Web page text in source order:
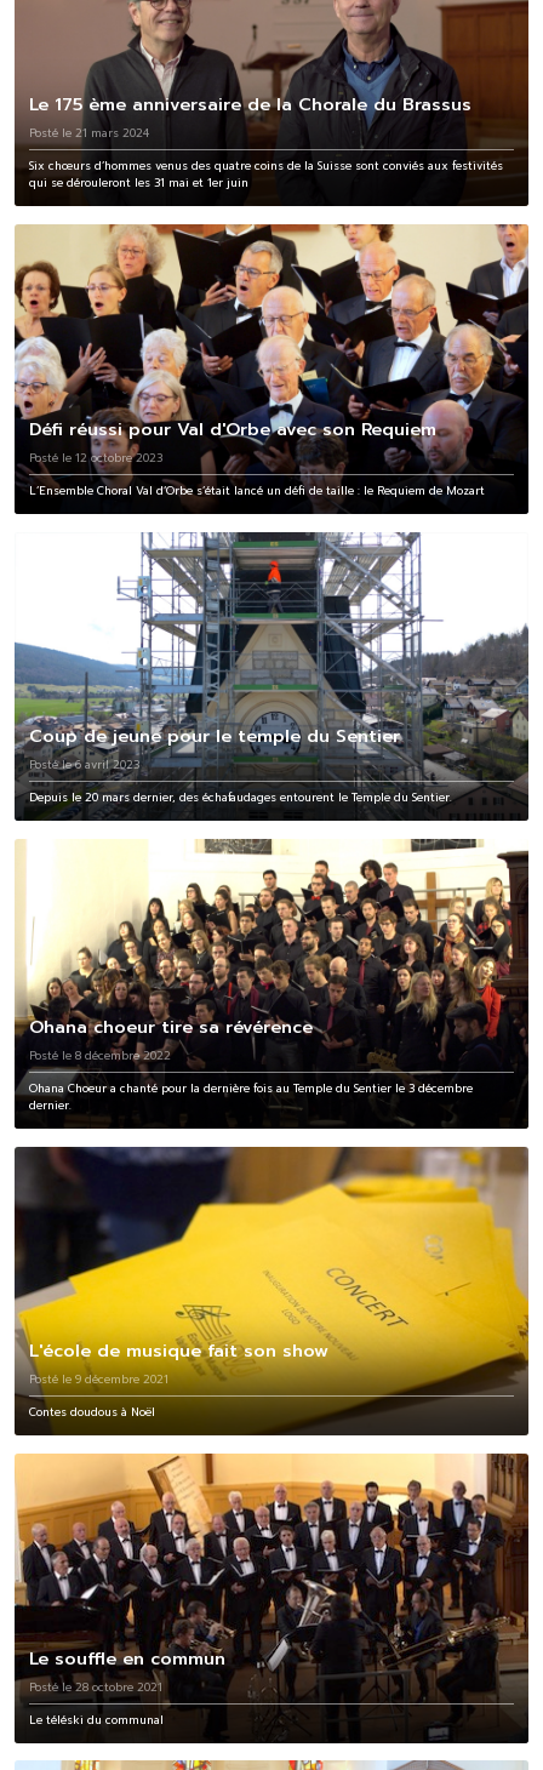
Le 175 ème anniversaire de la Chorale du Brassus
Posté le 21 mars 2024
Six chœurs d’hommes venus des quatre coins de la Suisse sont conviés aux festivités
qui se dérouleront les 31 mai et 1er juin
Défi réussi pour Val d'Orbe avec son Requiem
Posté le 12 octobre 2023
L’Ensemble Choral Val d’Orbe s’était lancé un défi de taille : le Requiem de Mozart
Coup de jeune pour le temple du Sentier
Posté le 6 avril 2023
Depuis le 20 mars dernier, des échafaudages entourent le Temple du Sentier.
Ohana choeur tire sa révérence
Posté le 8 décembre 2022
Ohana Choeur a chanté pour la dernière fois au Temple du Sentier le 3 décembre
dernier.
L'école de musique fait son show
Posté le 9 décembre 2021
Contes doudous à Noël
Le souffle en commun
Posté le 28 octobre 2021
Le téléski du communal